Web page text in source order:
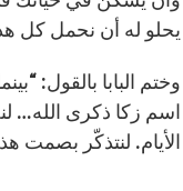
يحلو له أن نحمل كل
وختم البابا بالقول:
اسم زكا ذكرى الله…
الأيام. لنتذكّر بصمت